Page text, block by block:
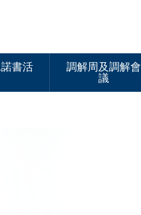
書活 調解周及調解會
議